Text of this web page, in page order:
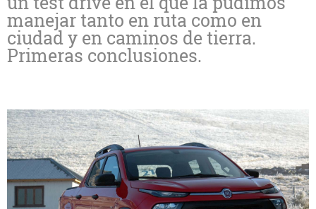
manejar tanto en ruta como en
ciudad y en caminos de tierra.
Primeras conclusiones.